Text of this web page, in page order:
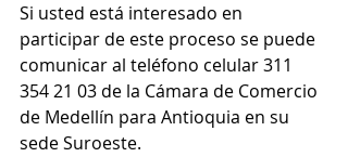
Si usted está interesado en
participar de este proceso se puede
comunicar al teléfono celular 311
354 21 03 de la Cámara de Comercio
de Medellín para Antioquia en su
sede Suroeste.